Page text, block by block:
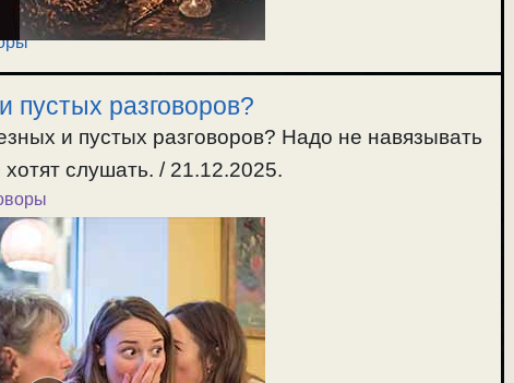
пустых разговоров?
и пустых разговоров? Надо не навязывать
слушать. / 21.12.2025.